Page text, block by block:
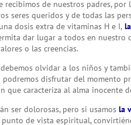
de nuestros padres,
seres queridos y de todas las
dosis extra de vitaminas H e I,
dar lugar a todos en nuestro
o las creencias.
olvidar a los niños y
podremos disfrutar del momento
que caracteriza al alma inocente
ser dolorosas, pero si usamos la
de vista espiritual,